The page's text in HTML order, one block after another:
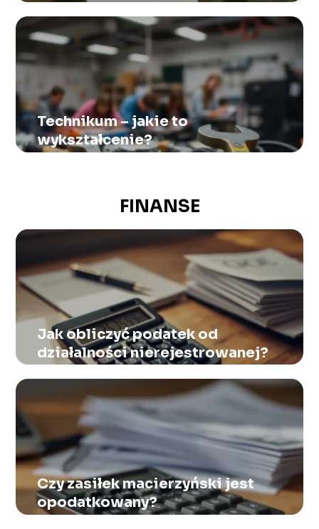
Technikum – jakie to
wykształcenie?
FINANSE
Jak obliczyć podatek od
działalności nierejestrowanej?
Czy zasiłek macierzyński jest
opodatkowany?